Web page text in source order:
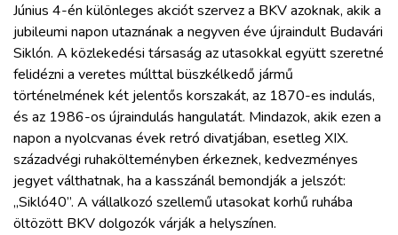
REGISZTRÁCIÓ
Június 4-én különleges akciót szervez a BKV azoknak, akik a
jubileumi napon utaznának a negyven éve újraindult Budavári
Siklón. A közlekedési társaság az utasokkal együtt szeretné
felidézni a veretes múlttal büszkélkedő jármű
történelmének két jelentős korszakát, az 1870-es indulás,
és az 1986-os újraindulás hangulatát. Mindazok, akik ezen a
napon a nyolcvanas évek retró divatjában, esetleg XIX.
századvégi ruhakölteményben érkeznek, kedvezményes
jegyet válthatnak, ha a kasszánál bemondják a jelszót:
„Sikló40”. A vállalkozó szellemű utasokat korhű ruhába
öltözött BKV dolgozók várják a helyszínen.